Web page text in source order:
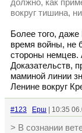
должно, как
вокруг тишина,
Более того,
время войны, не
стороны немцев.
Доказательств,
маминой линии
Ленине вокруг
#123 Ерш | 10:35
> В сознании